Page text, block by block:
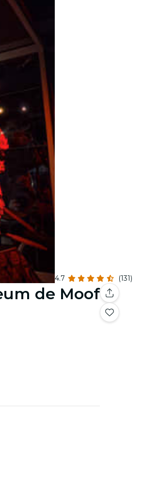
4.7 (131)
de Moof